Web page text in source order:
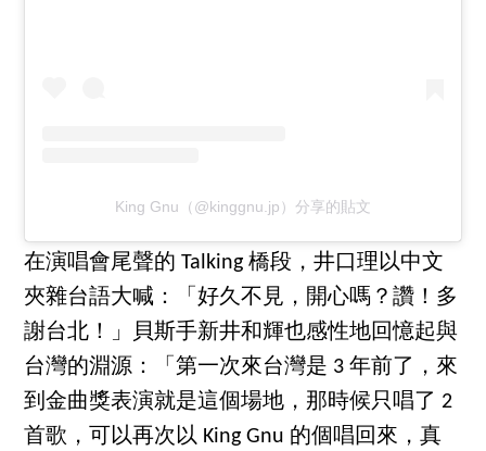
King Gnu（@kinggnu.jp）分享的貼文
在演唱會尾聲的 Talking 橋段，井口理以中文
夾雜台語大喊：「好久不見，開心嗎？讚！多
謝台北！」貝斯手新井和輝也感性地回憶起與
台灣的淵源：「第一次來台灣是 3 年前了，來
到金曲獎表演就是這個場地，那時候只唱了 2
首歌，可以再次以 King Gnu 的個唱回來，真